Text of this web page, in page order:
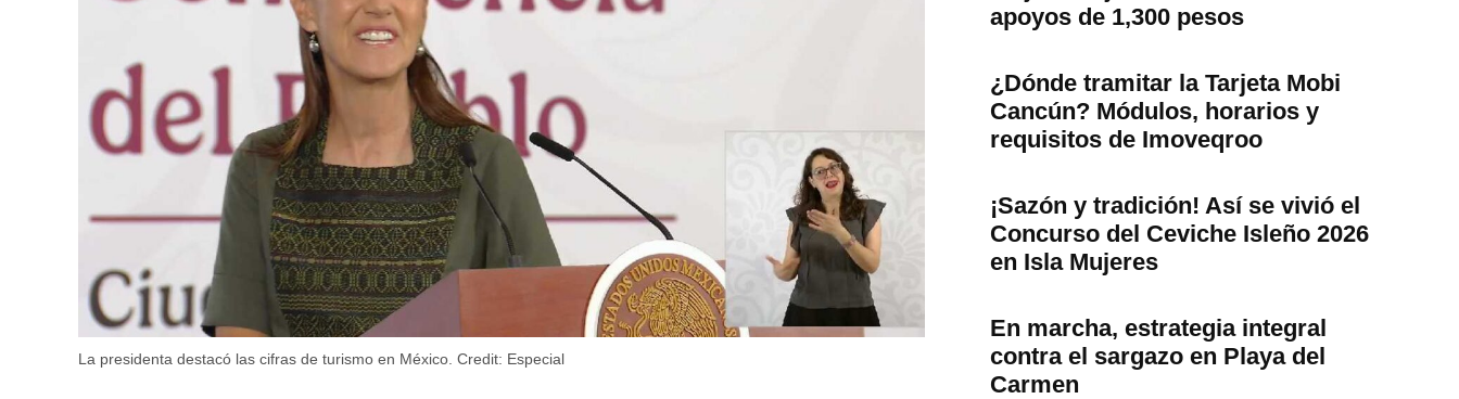
La presidenta destacó las cifras de turismo en México. Credit: Especial
apoyos de 1,300 pesos
¿Dónde tramitar la Tarjeta Mobi
Cancún? Módulos, horarios y
requisitos de Imoveqroo
¡Sazón y tradición! Así se vivió el
Concurso del Ceviche Isleño 2026
en Isla Mujeres
En marcha, estrategia integral
contra el sargazo en Playa del
Carmen